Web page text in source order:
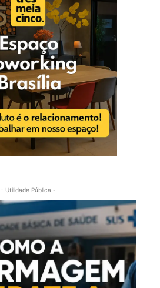
- Utilidade Pública -